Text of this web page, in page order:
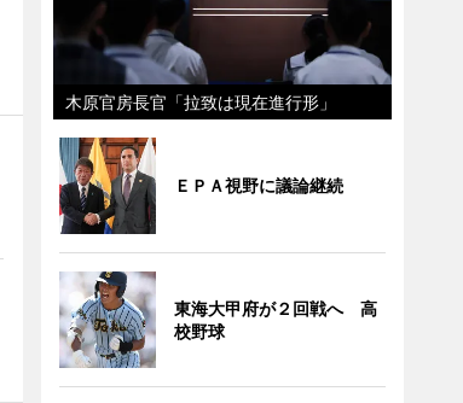
木原官房長官「拉致は現在進行形」
ＥＰＡ視野に議論継続
東海大甲府が２回戦へ 高
校野球